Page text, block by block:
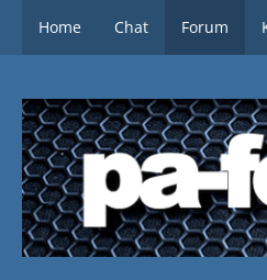
Home Chat Forum